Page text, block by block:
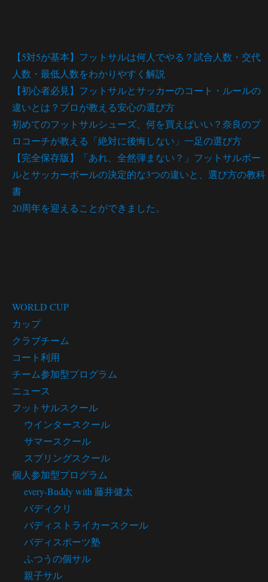
【5対5が基本】フットサルは何人でやる？試合人数・交代
人数・最低人数をわかりやすく解説
【初心者必見】フットサルとサッカーのコート・ルールの
違いとは？プロが教える安心の選び方
初めてのフットサルシューズ、何を買えばいい？奈良のプ
ロコーチが教える「絶対に後悔しない」一足の選び方
【完全保存版】「あれ、全然弾まない？」フットサルボー
ルとサッカーボールの決定的な3つの違いと、選び方の教科
書
20周年を迎えることができました。
WORLD CUP
カップ
クラブチーム
コート利用
チーム参加型プログラム
ニュース
フットサルスクール
ウインタースクール
サマースクール
スプリングスクール
個人参加型プログラム
every-Buddy with 藤井健太
バディクリ
バディストライカースクール
バディスポーツ塾
ふつうの個サル
親子サル